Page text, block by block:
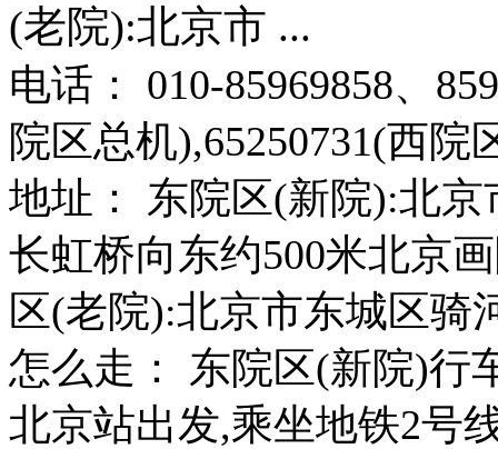
(老院):北京市 ...
电话： 010-85969858、
院区总机),65250731(西院
地址： 东院区(新院):北
长虹桥向东约500米北京
区(老院):北京市东城区骑
怎么走： 东院区(新院)行
北京站出发,乘坐地铁2号